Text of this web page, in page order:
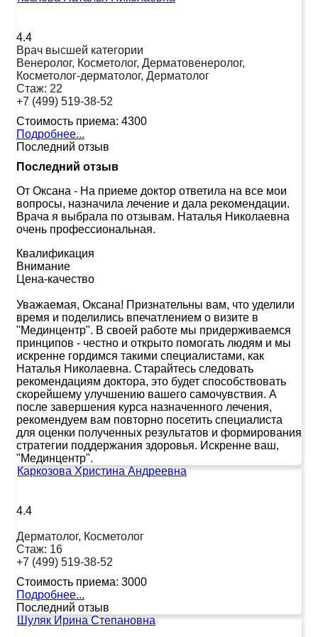
4.4
Врач высшей категории
Венеролог, Косметолог, Дерматовенеролог,
Косметолог-дерматолог, Дерматолог
Стаж: 22
+7 (499) 519-38-52
Стоимость приема: 4300
Подробнее...
Последний отзыв
Последний отзыв
От Оксана - На приеме доктор ответила на все мои
вопросы, назначила лечение и дала рекомендации.
Врача я выбрала по отзывам. Наталья Николаевна
очень профессиональная.
Квалификация
Внимание
Цена-качество
Уважаемая, Оксана! Признательны вам, что уделили
время и поделились впечатлением о визите в
"Мединцентр". В своей работе мы придерживаемся
принципов - честно и открыто помогать людям и мы
искренне гордимся такими специалистами, как
Наталья Николаевна. Старайтесь следовать
рекомендациям доктора, это будет способствовать
скорейшему улучшению вашего самочувствия. А
после завершения курса назначенного лечения,
рекомендуем вам повторно посетить специалиста
для оценки полученных результатов и формирования
стратегии поддержания здоровья. Искренне ваш,
"Мединцентр".
Каркозова Христина Андреевна
4.4
Дерматолог, Косметолог
Стаж: 16
+7 (499) 519-38-52
Стоимость приема: 3000
Подробнее...
Последний отзыв
Шуляк Ирина Степановна